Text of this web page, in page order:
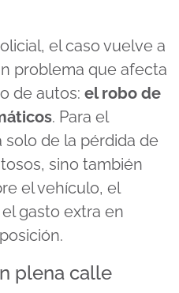
el caso vuelve a
problema que afecta
de autos: el robo de
. Para el
de la pérdida de
sino también
el vehículo, el
gasto extra en
plena calle